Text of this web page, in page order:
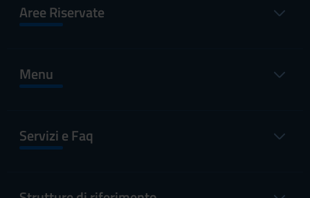
Aree Riservate
Menu
Servizi e Faq